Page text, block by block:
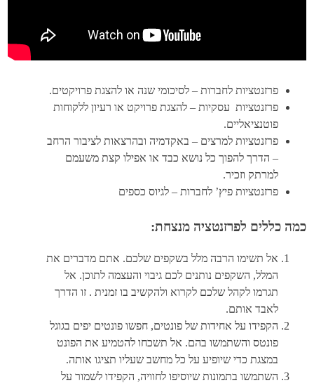
פרזנטציות לחברות – לסיכומי שנה או להצגת פרויקטים.
פרזנטציות עסקיות – להצגת פרויקט או רעיון ללקוחות
פוטנציאליים.
פרזנטציות למרצים – באקדמיה ובהרצאות לציבור הרחב
– הדרך להפוך כל נושא כבד או אפילו קצת משעמם
למרתק וזכיר.
פרזנטציות פיץ’ לחברות – לגיוס כספים
כמה כללים לפרזנטציה מנצחת:
אל תשימו הרבה מלל בשקפים שלכם. אתם מדברים את
המלל, השקפים נותנים לכם גיבוי והעצמה לתוכן. אל
תגרמו לקהל שלכם לקרוא ולהקשיב בו זמנית . זו הדרך
לאבד אותם.
הקפידו על אחידות של פונטים, חפשו פונטים יפים בגוגל
פונטס והשתמשו בהם. אל תשכחו להטמיע את הפונט
במצגת כדי שיופיע על כל מחשב שעליו תציגו אותה.
השתמשו בתמונות שיוסיפו לחוויה, הקפידו לשמור על